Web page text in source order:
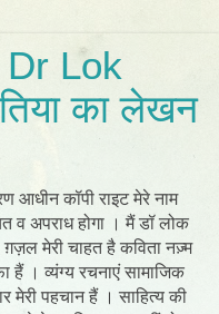
Lok
का लेखन
आधीन कॉपी राइट मेरे नाम
व अपराध होगा । मैं डॉ लोक
मेरी चाहत है कविता नज़्म
हैं । व्यंग्य रचनाएं सामाजिक
पहचान हैं । साहित्य की